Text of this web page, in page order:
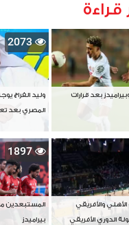
قراءة
بعد قرارات
2073
وليد الفراج
المصري بعد
الأهلي والأفريقي
الدوري الأفريقي
1897
المستبعدين
بيراميدز